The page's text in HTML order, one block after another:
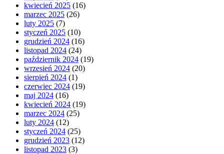
kwiecień 2025 (16)
marzec 2025 (26)
luty 2025 (7)
styczeń 2025 (10)
grudzień 2024 (16)
listopad 2024 (24)
październik 2024 (19)
wrzesień 2024 (20)
sierpień 2024 (1)
czerwiec 2024 (19)
maj 2024 (16)
kwiecień 2024 (19)
marzec 2024 (25)
luty 2024 (12)
styczeń 2024 (25)
grudzień 2023 (12)
listopad 2023 (3)